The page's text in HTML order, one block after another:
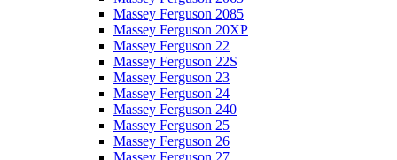
Massey Ferguson 2085
Massey Ferguson 20XP
Massey Ferguson 22
Massey Ferguson 22S
Massey Ferguson 23
Massey Ferguson 24
Massey Ferguson 240
Massey Ferguson 25
Massey Ferguson 26
Massey Ferguson 27